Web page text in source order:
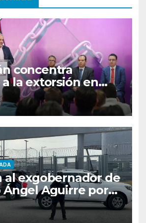
concentra
la extorsión en
Apatzingán y Tierra
al exgobernador de
Ángel Aguirre por
en el caso